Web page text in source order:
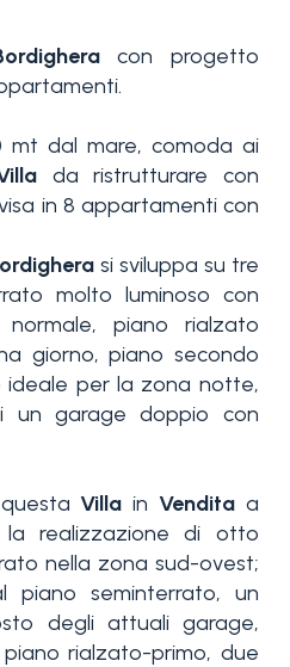
con progetto
mt dal mare, comoda ai
da ristrutturare con
in 8 appartamenti con
si sviluppa su tre
molto luminoso con
piano rialzato
giorno, piano secondo
per la zona notte,
un garage doppio con
Villa in Vendita a
la realizzazione di otto
nella zona sud-ovest;
piano seminterrato, un
degli attuali garage,
rialzato-primo, due